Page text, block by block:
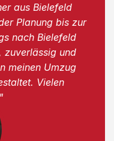
aus Bielefeld
Planung bis zur
nach Bielefeld
zuverlässig und
meinen Umzug
Vielen